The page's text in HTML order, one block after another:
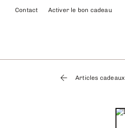
Contact Activer le bon cadeau
Articles cadeaux